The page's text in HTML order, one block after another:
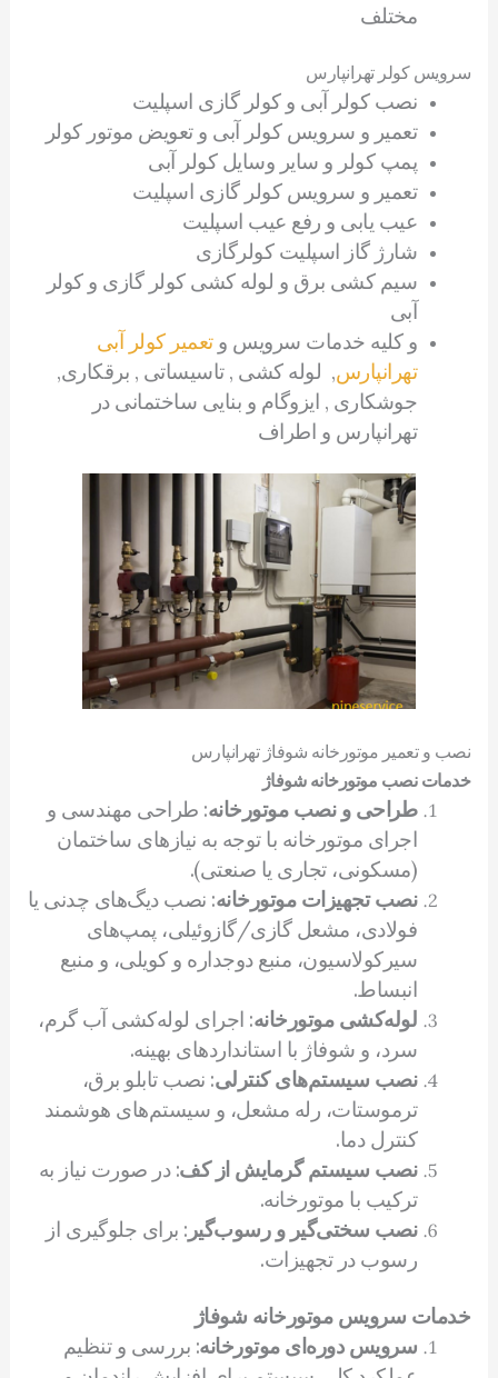
مختلف
سرویس کولر تهرانپارس
نصب کولر آبی و کولر گازی اسپلیت
تعمیر و سرویس کولر آبی و تعویض موتور کولر
پمپ کولر و سایر وسایل کولر آبی
تعمیر و سرویس کولر گازی اسپلیت
عیب یابی و رفع عیب اسپلیت
شارژ گاز اسپلیت کولرگازی
سیم کشی برق و لوله کشی کولر گازی و کولر
آبی
و کلیه خدمات سرویس وتعمیر کولر آبی
تهرانپارس, لوله کشی , تاسیساتی , برقکاری,
جوشکاری , ایزوگام و بنایی ساختمانی در
تهرانپارس و اطراف
نصب و تعمیر موتورخانه شوفاژ تهرانپارس
خدمات نصب موتورخانه شوفاژ
طراحی و نصب موتورخانه: طراحی مهندسی و
اجرای موتورخانه با توجه به نیازهای ساختمان
(مسکونی، تجاری یا صنعتی).
نصب تجهیزات موتورخانه: نصب دیگ‌های چدنی یا
فولادی، مشعل گازی/گازوئیلی، پمپ‌های
سیرکولاسیون، منبع دوجداره و کویلی، و منبع
انبساط.
لوله‌کشی موتورخانه: اجرای لوله‌کشی آب گرم،
سرد، و شوفاژ با استانداردهای بهینه.
نصب سیستم‌های کنترلی: نصب تابلو برق،
ترموستات، رله مشعل، و سیستم‌های هوشمند
کنترل دما.
نصب سیستم گرمایش از کف: در صورت نیاز به
ترکیب با موتورخانه.
نصب سختی‌گیر و رسوب‌گیر : برای جلوگیری از
رسوب در تجهیزات.
خدمات سرویس موتورخانه شوفاژ
سرویس دوره‌ای موتورخانه: بررسی و تنظیم